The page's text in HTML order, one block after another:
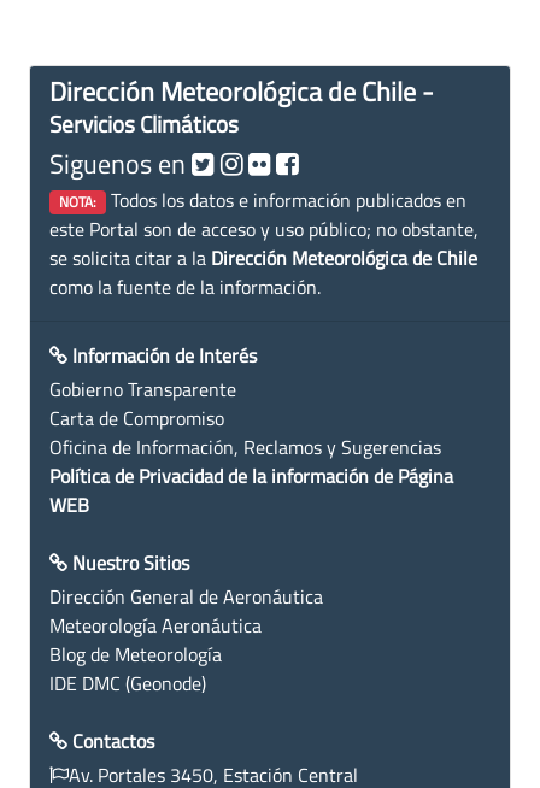
Dirección Meteorológica de Chile -
Servicios Climáticos
Siguenos en
NOTA: Todos los datos e información publicados en
este Portal son de acceso y uso público; no obstante,
se solicita citar a la Dirección Meteorológica de Chile
como la fuente de la información.
Información de Interés
Gobierno Transparente
Carta de Compromiso
Oficina de Información, Reclamos y Sugerencias
Política de Privacidad de la información de Página
WEB
Nuestro Sitios
Dirección General de Aeronáutica
Meteorología Aeronáutica
Blog de Meteorología
IDE DMC (Geonode)
Contactos
Av. Portales 3450, Estación Central